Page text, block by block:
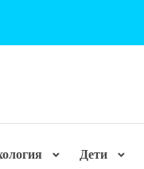
Дети